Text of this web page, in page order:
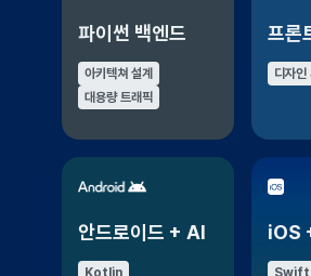
파이썬 백엔드
아키텍쳐 설계
대용량 트래픽
프론
디자인
안드로이드 + AI
Kotlin
iOS